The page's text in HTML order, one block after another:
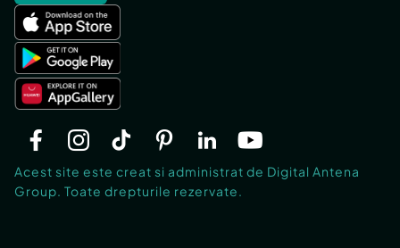
Acest site este creat si administrat de Digital Antena
Group. Toate drepturile rezervate.